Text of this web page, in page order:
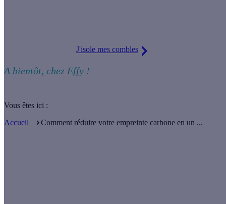
J'isole mes combles
A bientôt, chez Effy !
Vous êtes ici :
Accueil
Comment réduire votre empreinte carbone en un ...